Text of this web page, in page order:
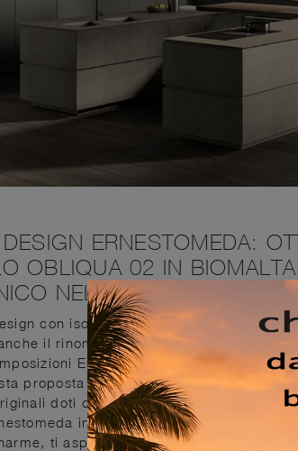
ERNESTOMEDA:
OBLIQUA 02 IN
NELLA FOTOGRAFIA
con isola vengono realizzate dai
il rinomato marchio Ernestomeda.
Ernestomeda con isola
proposta di grande valore arreda i tuoi
doti di praticità e linee ben
in melaminico, tra le diverse
ti aspetta da noi.